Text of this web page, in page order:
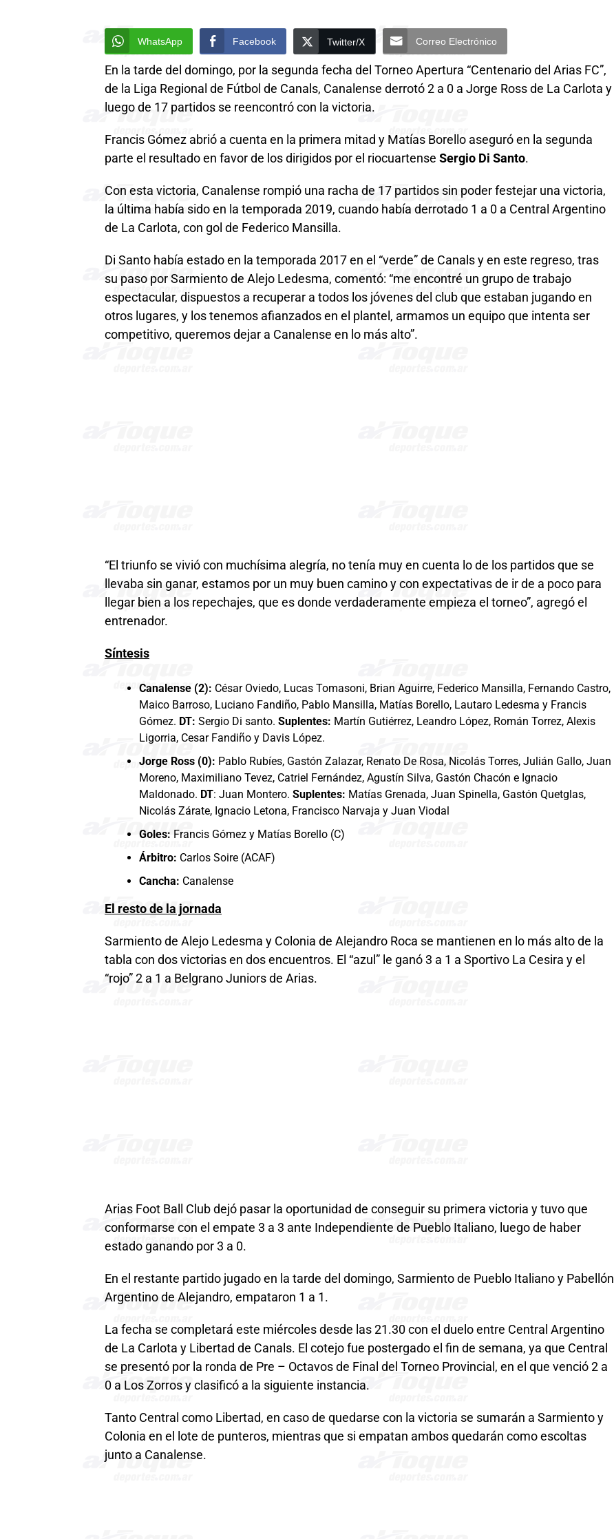
WhatsApp Facebook Twitter/X Correo Electrónico
En la tarde del domingo, por la segunda fecha del Torneo Apertura “Centenario del Arias FC”,
de la Liga Regional de Fútbol de Canals, Canalense derrotó 2 a 0 a Jorge Ross de La Carlota y
luego de 17 partidos se reencontró con la victoria.
Francis Gómez abrió a cuenta en la primera mitad y Matías Borello aseguró en la segunda
parte el resultado en favor de los dirigidos por el riocuartense Sergio Di Santo.
Con esta victoria, Canalense rompió una racha de 17 partidos sin poder festejar una victoria,
la última había sido en la temporada 2019, cuando había derrotado 1 a 0 a Central Argentino
de La Carlota, con gol de Federico Mansilla.
Di Santo había estado en la temporada 2017 en el “verde” de Canals y en este regreso, tras
su paso por Sarmiento de Alejo Ledesma, comentó: “me encontré un grupo de trabajo
espectacular, dispuestos a recuperar a todos los jóvenes del club que estaban jugando en
otros lugares, y los tenemos afianzados en el plantel, armamos un equipo que intenta ser
competitivo, queremos dejar a Canalense en lo más alto”.
“El triunfo se vivió con muchísima alegría, no tenía muy en cuenta lo de los partidos que se
llevaba sin ganar, estamos por un muy buen camino y con expectativas de ir de a poco para
llegar bien a los repechajes, que es donde verdaderamente empieza el torneo”, agregó el
entrenador.
Síntesis
Canalense (2): César Oviedo, Lucas Tomasoni, Brian Aguirre, Federico Mansilla, Fernando Castro,
Maico Barroso, Luciano Fandiño, Pablo Mansilla, Matías Borello, Lautaro Ledesma y Francis
Gómez. DT: Sergio Di santo. Suplentes: Martín Gutiérrez, Leandro López, Román Torrez, Alexis
Ligorria, Cesar Fandiño y Davis López.
Jorge Ross (0): Pablo Rubíes, Gastón Zalazar, Renato De Rosa, Nicolás Torres, Julián Gallo, Juan
Moreno, Maximiliano Tevez, Catriel Fernández, Agustín Silva, Gastón Chacón e Ignacio
Maldonado. DT: Juan Montero. Suplentes: Matías Grenada, Juan Spinella, Gastón Quetglas,
Nicolás Zárate, Ignacio Letona, Francisco Narvaja y Juan Viodal
Goles: Francis Gómez y Matías Borello (C)
Árbitro: Carlos Soire (ACAF)
Cancha: Canalense
El resto de la jornada
Sarmiento de Alejo Ledesma y Colonia de Alejandro Roca se mantienen en lo más alto de la
tabla con dos victorias en dos encuentros. El “azul” le ganó 3 a 1 a Sportivo La Cesira y el
“rojo” 2 a 1 a Belgrano Juniors de Arias.
Arias Foot Ball Club dejó pasar la oportunidad de conseguir su primera victoria y tuvo que
conformarse con el empate 3 a 3 ante Independiente de Pueblo Italiano, luego de haber
estado ganando por 3 a 0.
En el restante partido jugado en la tarde del domingo, Sarmiento de Pueblo Italiano y Pabellón
Argentino de Alejandro, empataron 1 a 1.
La fecha se completará este miércoles desde las 21.30 con el duelo entre Central Argentino
de La Carlota y Libertad de Canals. El cotejo fue postergado el fin de semana, ya que Central
se presentó por la ronda de Pre – Octavos de Final del Torneo Provincial, en el que venció 2 a
0 a Los Zorros y clasificó a la siguiente instancia.
Tanto Central como Libertad, en caso de quedarse con la victoria se sumarán a Sarmiento y
Colonia en el lote de punteros, mientras que si empatan ambos quedarán como escoltas
junto a Canalense.